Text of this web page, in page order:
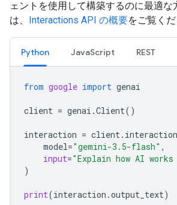
ェントを使用して構築するのに最適な
は、 Interactions API の概要をご覧くだ
Python JavaScript REST
from google import genai
client = genai .Client()
interaction = client.
model="gemini-3.5-flash" ,
input="Explain how AI
)
print(interaction .output_text)